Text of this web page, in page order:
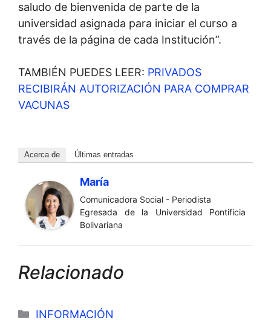
saludo de bienvenida de parte de la
universidad asignada para iniciar el curso a
través de la página de cada Institución”.
TAMBIÉN PUEDES LEER: PRIVADOS
RECIBIRÁN AUTORIZACIÓN PARA COMPRAR
VACUNAS
Acerca de Últimas entradas
María
Comunicadora Social - Periodista
Egresada de la Universidad Pontificia
Bolivariana
Relacionado
Categorías
INFORMACIÓN